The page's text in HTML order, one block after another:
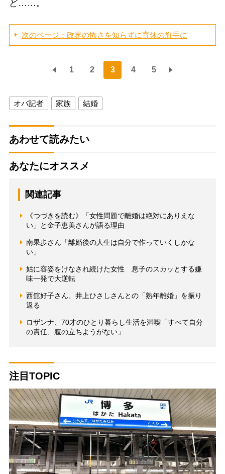
ど……。
次のページ：政界の怖さを知らずに育休の旗手に
1 2 3 4 5
オバ記者 家族 結婚
あわせて読みたい
あなたにオススメ
関連記事
《つづきを読む》「女性問題で離婚は絶対にありえな
い」と金子恵美さんが語る理由
南果歩さん「離婚後の人生は自分で作っていくしかな
い」
姑に容姿をけなされ続けた女性 息子のスカッとする嫌
味一発で大逆転
西舘好子さん、井上ひさしさんとの「熟年離婚」を振り
返る
ロザンナ、70才のひとり暮らし生活を満喫「すべて自分
の責任、腹の立ちようがない」
注目TOPIC